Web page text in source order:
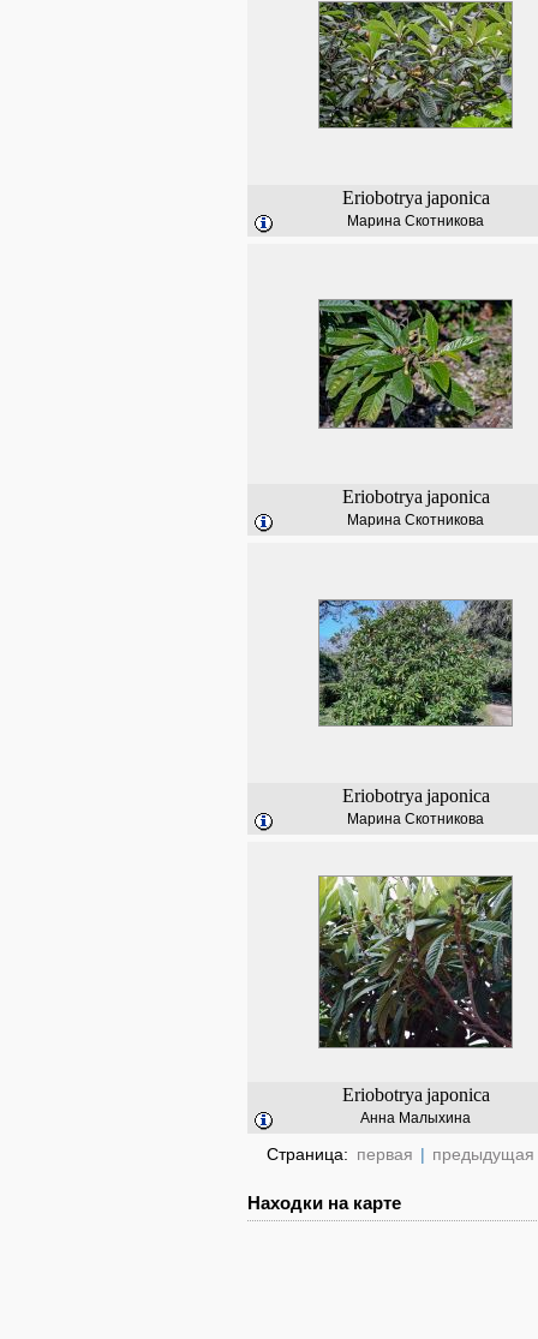
Eriobotrya japonica
Марина Скотникова
Eriobotrya japonica
Марина Скотникова
Eriobotrya japonica
Марина Скотникова
Eriobotrya japonica
Анна Малыхина
Страница: первая | предыдущая
Находки на карте